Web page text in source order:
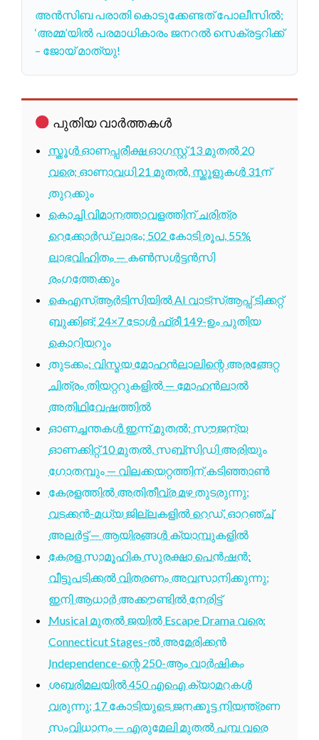
അൻസിബ പരാതി കൊടുക്കേണ്ടത് പോലീസിൽ;
‘അമ്മ’യിൽ പരമാധികാരം ജനറൽ സെക്രട്ടറിക്ക്
– ജോയ് മാത്യു!
പുതിയ വാർത്തകൾ
സ്കൂൾ ഓണപ്പരീക്ഷ ഓഗസ്റ്റ് 13 മുതൽ 20
വരെ; ഓണാവധി 21 മുതൽ, സ്കൂളുകൾ 31ന്
തുറക്കും
കൊച്ചി വിമാനത്താവളത്തിന് ചരിത്ര
റെക്കോർഡ് ലാഭം; 502 കോടി രൂപ, 55%
ലാഭവിഹിതം — കൺസൾട്ടൻസി
രംഗത്തേക്കും
കെഎസ്ആർടിസിയിൽ AI വാട്സ്ആപ്പ് ടിക്കറ്റ്
ബുക്കിങ്; 24×7 ടോൾ ഫ്രീ 149-ഉം പുതിയ
കൊറിയറും
തുടക്കം: വിസ്മയ മോഹൻലാലിന്റെ അരങ്ങേറ്റ
ചിത്രം തിയറ്ററുകളിൽ — മോഹൻലാൽ
അതിഥിവേഷത്തിൽ
ഓണച്ചന്തകൾ ഇന്ന് മുതൽ; സൗജന്യ
ഓണക്കിറ്റ് 10 മുതൽ, സബ്സിഡി അരിയും
ഗോതമ്പും — വിലക്കയറ്റത്തിന് കടിഞ്ഞാൺ
കേരളത്തിൽ അതിതീവ്ര മഴ തുടരുന്നു;
വടക്കൻ-മധ്യ ജില്ലകളിൽ റെഡ്, ഓറഞ്ച്
അലർട്ട് — ആയിരങ്ങൾ ക്യാമ്പുകളിൽ
കേരള സാമൂഹിക സുരക്ഷാ പെൻഷൻ:
വീട്ടുപടിക്കൽ വിതരണം അവസാനിക്കുന്നു;
ഇനി ആധാർ അക്കൗണ്ടിൽ നേരിട്ട്
Musical മുതൽ ജയിൽ Escape Drama വരെ:
Connecticut Stages-ൽ അമേരിക്കൻ
Independence-ന്റെ 250-ആം വാർഷികം
ശബരിമലയിൽ 450 എഐ ക്യാമറകൾ
വരുന്നു; 17 കോടിയുടെ ജനക്കൂട്ട നിയന്ത്രണ
സംവിധാനം — എരുമേലി മുതൽ പമ്പ വരെ